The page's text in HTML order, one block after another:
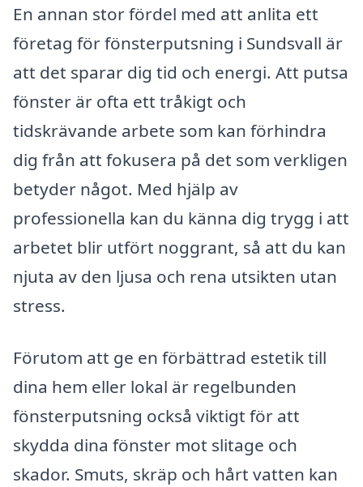
En annan stor fördel med att anlita ett
företag för fönsterputsning i Sundsvall är
att det sparar dig tid och energi. Att putsa
fönster är ofta ett tråkigt och
tidskrävande arbete som kan förhindra
dig från att fokusera på det som verkligen
betyder något. Med hjälp av
professionella kan du känna dig trygg i att
arbetet blir utfört noggrant, så att du kan
njuta av den ljusa och rena utsikten utan
stress.
Förutom att ge en förbättrad estetik till
dina hem eller lokal är regelbunden
fönsterputsning också viktigt för att
skydda dina fönster mot slitage och
skador. Smuts, skräp och hårt vatten kan